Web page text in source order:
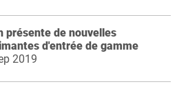
présente de nouvelles
d'entrée de gamme
2019